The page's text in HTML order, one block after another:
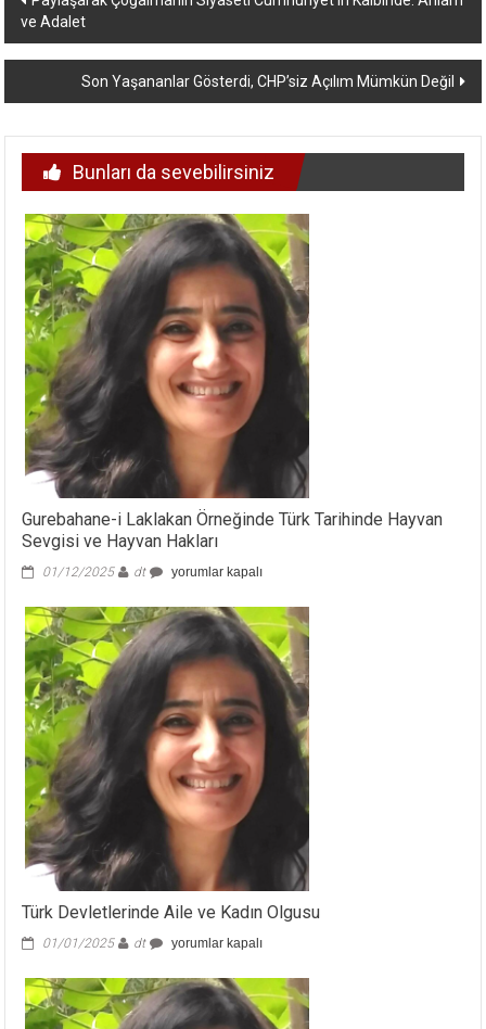
dolaşımı
ve Adalet
Son Yaşananlar Gösterdi, CHP’siz Açılım Mümkün Değil
Bunları da sevebilirsiniz
Gurebahane-i Laklakan Örneğinde Türk Tarihinde Hayvan
Sevgisi ve Hayvan Hakları
01/12/2025 dt
Gurebahane-
Laklakan
Örneğinde
Türk
Tarihinde
Hayvan
Sevgisi
ve
Hayvan
Hakları
için
yorumlar kapalı
Türk Devletlerinde Aile ve Kadın Olgusu
01/01/2025 dt
Türk
Aile
ve
Kadın
yorumlar kapalı